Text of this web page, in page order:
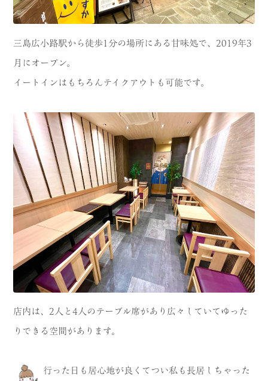
三島広小路駅から徒歩1分の場所にある甘味処で、2019年3
月にオープン。
イートインはもちろんテイクアウトも可能です。
店内は、2人と4人のテーブル席があり広々していてゆった
りできる空間があります。
行った日も居心地が良くてつい私も長居しちゃった